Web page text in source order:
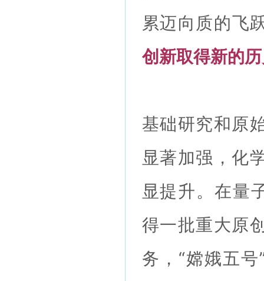
累迈向质的飞
创新取得新的
基础研究和原
显著加强，化
显提升。在量
得一批重大原
务，“嫦娥五